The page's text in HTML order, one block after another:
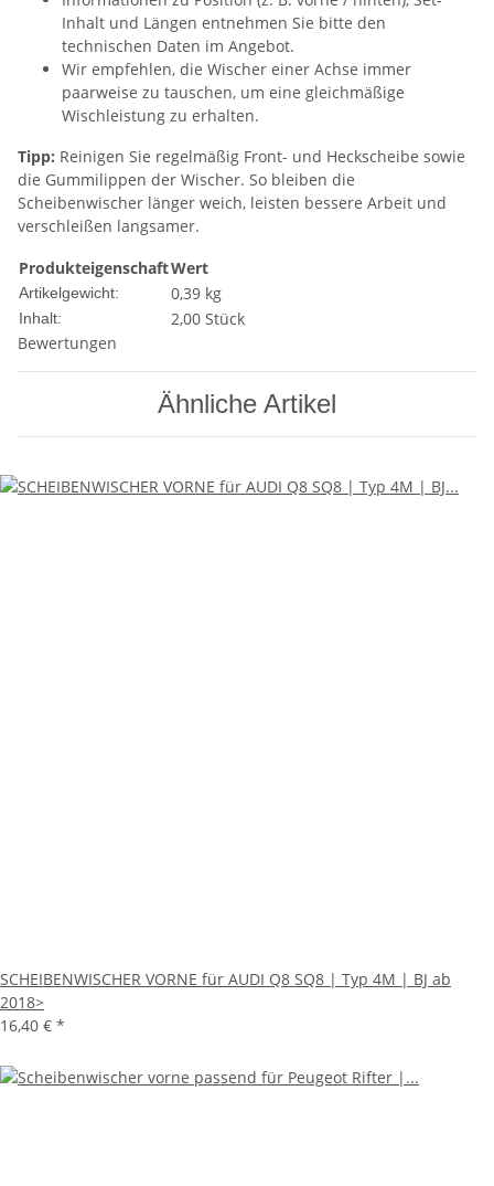
Inhalt und Längen entnehmen Sie bitte den
technischen Daten im Angebot.
Wir empfehlen, die Wischer einer Achse immer
paarweise zu tauschen, um eine gleichmäßige
Wischleistung zu erhalten.
Tipp: Reinigen Sie regelmäßig Front- und Heckscheibe sowie
die Gummilippen der Wischer. So bleiben die
Scheibenwischer länger weich, leisten bessere Arbeit und
verschleißen langsamer.
ProdukteigenschaftWert
Artikelgewicht: 0,39 kg
Inhalt:
2,00 Stück
Bewertungen
Ähnliche Artikel
SCHEIBENWISCHER VORNE für AUDI Q8 SQ8 | Typ 4M | BJ ab
2018>
16,40 € *